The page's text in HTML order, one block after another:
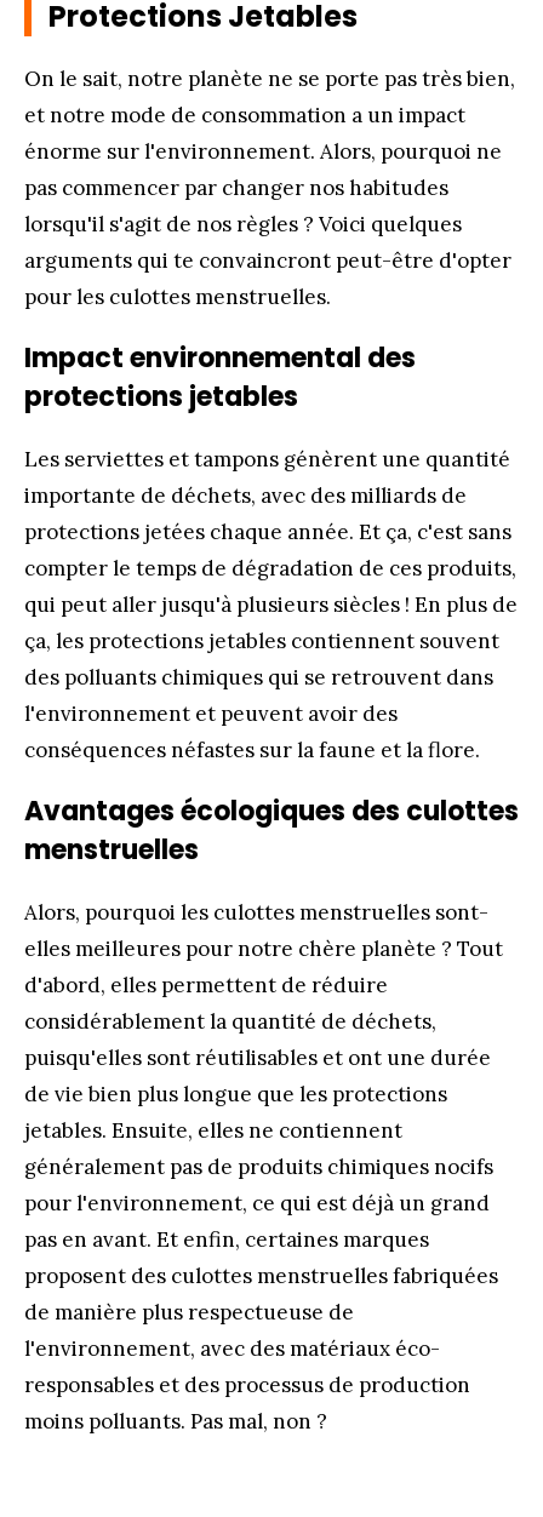
Protections Jetables
On le sait, notre planète ne se porte pas très bien,
et notre mode de consommation a un impact
énorme sur l'environnement. Alors, pourquoi ne
pas commencer par changer nos habitudes
lorsqu'il s'agit de nos règles ? Voici quelques
arguments qui te convaincront peut-être d'opter
pour les culottes menstruelles.
Impact environnemental des
protections jetables
Les serviettes et tampons génèrent une quantité
importante de déchets, avec des milliards de
protections jetées chaque année. Et ça, c'est sans
compter le temps de dégradation de ces produits,
qui peut aller jusqu'à plusieurs siècles ! En plus de
ça, les protections jetables contiennent souvent
des polluants chimiques qui se retrouvent dans
l'environnement et peuvent avoir des
conséquences néfastes sur la faune et la flore.
Avantages écologiques des culottes
menstruelles
Alors, pourquoi les culottes menstruelles sont-
elles meilleures pour notre chère planète ? Tout
d'abord, elles permettent de réduire
considérablement la quantité de déchets,
puisqu'elles sont réutilisables et ont une durée
de vie bien plus longue que les protections
jetables. Ensuite, elles ne contiennent
généralement pas de produits chimiques nocifs
pour l'environnement, ce qui est déjà un grand
pas en avant. Et enfin, certaines marques
proposent des culottes menstruelles fabriquées
de manière plus respectueuse de
l'environnement, avec des matériaux éco-
responsables et des processus de production
moins polluants. Pas mal, non ?